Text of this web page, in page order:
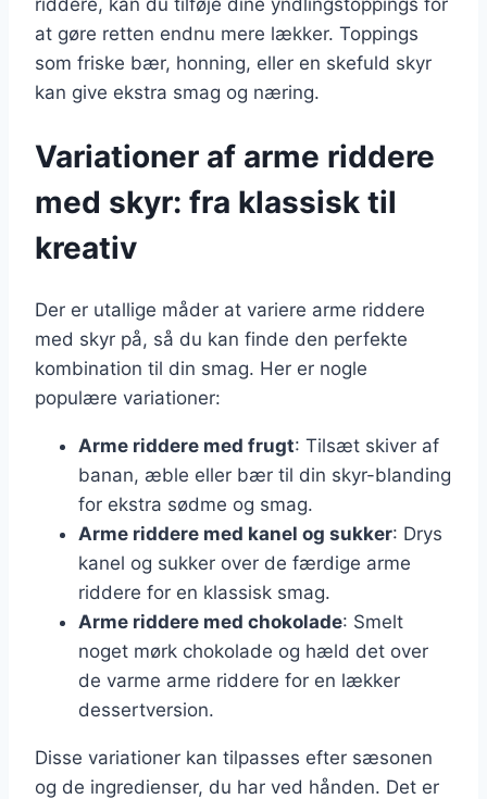
riddere, kan du tilføje dine yndlingstoppings for
at gøre retten endnu mere lækker. Toppings
som friske bær, honning, eller en skefuld skyr
kan give ekstra smag og næring.
Variationer af arme riddere
med skyr: fra klassisk til
kreativ
Der er utallige måder at variere arme riddere
med skyr på, så du kan finde den perfekte
kombination til din smag. Her er nogle
populære variationer:
Arme riddere med frugt: Tilsæt skiver af
banan, æble eller bær til din skyr-blanding
for ekstra sødme og smag.
Arme riddere med kanel og sukker: Drys
kanel og sukker over de færdige arme
riddere for en klassisk smag.
Arme riddere med chokolade: Smelt
noget mørk chokolade og hæld det over
de varme arme riddere for en lækker
dessertversion.
Disse variationer kan tilpasses efter sæsonen
og de ingredienser, du har ved hånden. Det er